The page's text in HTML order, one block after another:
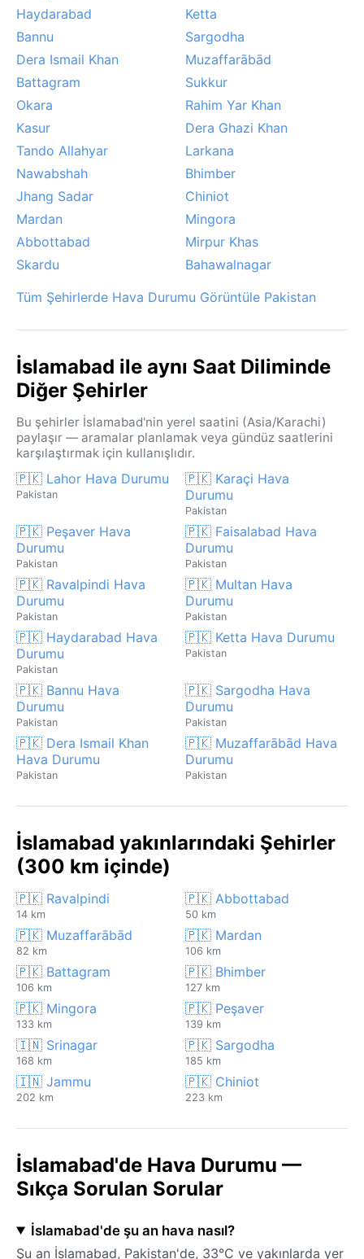
Haydarabad
Ketta
Bannu
Sargodha
Dera Ismail Khan
Muzaffarābād
Battagram
Sukkur
Okara
Rahim Yar Khan
Kasur
Dera Ghazi Khan
Tando Allahyar
Larkana
Nawabshah
Bhimber
Jhang Sadar
Chiniot
Mardan
Mingora
Abbottabad
Mirpur Khas
Skardu
Bahawalnagar
Tüm Şehirlerde Hava Durumu Görüntüle Pakistan
İslamabad ile aynı Saat Diliminde
Diğer Şehirler
Bu şehirler İslamabad'nin yerel saatini (Asia/Karachi)
paylaşır — aramalar planlamak veya gündüz saatlerini
karşılaştırmak için kullanışlıdır.
🇵🇰 Lahor Hava Durumu
Pakistan
🇵🇰 Karaçi Hava
Durumu
Pakistan
🇵🇰 Peşaver Hava
Durumu
Pakistan
🇵🇰 Faisalabad Hava
Durumu
Pakistan
🇵🇰 Ravalpindi Hava
Durumu
Pakistan
🇵🇰 Multan Hava
Durumu
Pakistan
🇵🇰 Haydarabad Hava
Durumu
Pakistan
🇵🇰 Ketta Hava Durumu
Pakistan
🇵🇰 Bannu Hava
Durumu
Pakistan
🇵🇰 Sargodha Hava
Durumu
Pakistan
🇵🇰 Dera Ismail Khan
Hava Durumu
Pakistan
🇵🇰 Muzaffarābād Hava
Durumu
Pakistan
İslamabad yakınlarındaki Şehirler
(300 km içinde)
🇵🇰 Ravalpindi
14 km
🇵🇰 Abbottabad
50 km
🇵🇰 Muzaffarābād
82 km
🇵🇰 Mardan
106 km
🇵🇰 Battagram
106 km
🇵🇰 Bhimber
127 km
🇵🇰 Mingora
133 km
🇵🇰 Peşaver
139 km
🇮🇳 Srinagar
168 km
🇵🇰 Sargodha
185 km
🇮🇳 Jammu
202 km
🇵🇰 Chiniot
223 km
İslamabad'de Hava Durumu —
Sıkça Sorulan Sorular
İslamabad'de şu an hava nasıl?
Şu an İslamabad, Pakistan'de, 33°C ve yakınlarda yer